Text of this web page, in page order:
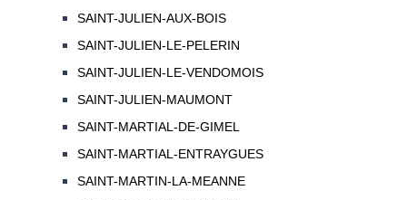
SAINT-JULIEN-AUX-BOIS
SAINT-JULIEN-LE-PELERIN
SAINT-JULIEN-LE-VENDOMOIS
SAINT-JULIEN-MAUMONT
SAINT-MARTIAL-DE-GIMEL
SAINT-MARTIAL-ENTRAYGUES
SAINT-MARTIN-LA-MEANNE